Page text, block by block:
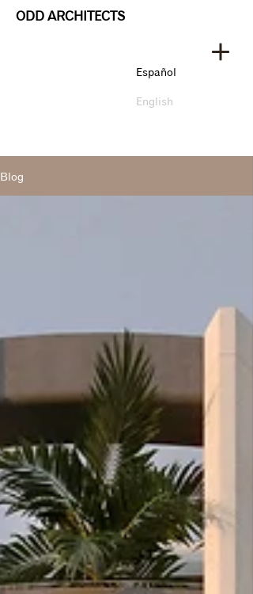
ODD ARCHITECTS
Español
English
Blog